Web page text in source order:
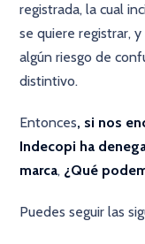
registrada, la cual
se quiere registrar,
algún riesgo de
distintivo.
Entonces, si nos
Indecopi ha
marca, ¿Qué
Puedes seguir las